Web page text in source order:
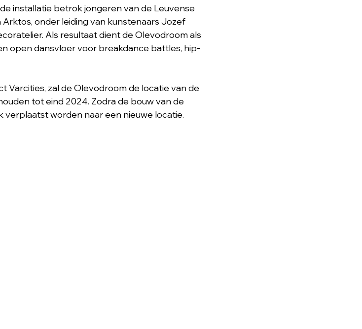
installatie betrok jongeren van de Leuvense
onder leiding van kunstenaars Jozef
Als resultaat dient de Olevodroom als
open dansvloer voor breakdance battles, hip-
zal de Olevodroom de locatie van de
tot eind 2024. Zodra de bouw van de
worden naar een nieuwe locatie.